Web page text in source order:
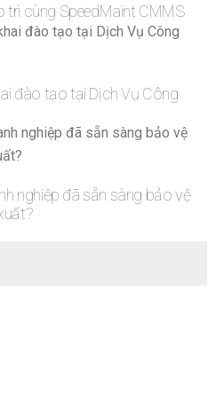
trì cùng SpeedMaint CMMS
đào tạo tại Dịch Vụ Công
nghiệp đã sẵn sàng bảo vệ